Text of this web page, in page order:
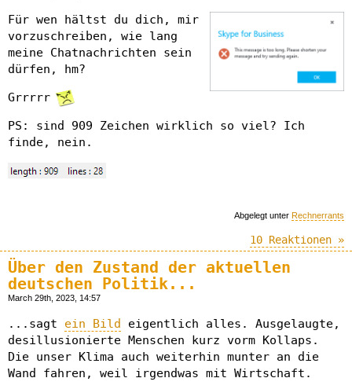
Für wen hältst du dich, mir
vorzuschreiben, wie lang
meine Chatnachrichten sein
dürfen, hm?
Grrrrr
PS: sind 909 Zeichen wirklich so viel? Ich
finde, nein.
Abgelegt unter Rechnerrants
10 Reaktionen »
Über den Zustand der aktuellen
deutschen Politik...
March 29th, 2023, 14:57
...sagt ein Bild
eigentlich alles. Ausgelaugte,
desillusionierte Menschen kurz vorm Kollaps.
Die unser Klima auch weiterhin munter an die
Wand fahren, weil irgendwas mit Wirtschaft.